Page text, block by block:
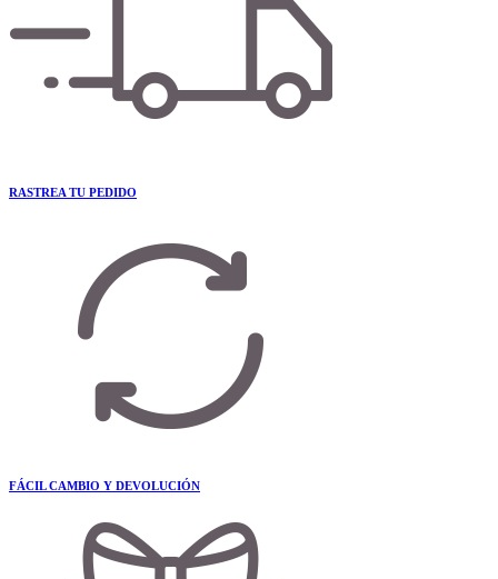
RASTREA TU PEDIDO
FÁCIL CAMBIO Y DEVOLUCIÓN